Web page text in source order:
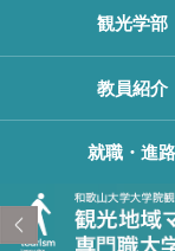
観光学部
教員紹介
就職・進路